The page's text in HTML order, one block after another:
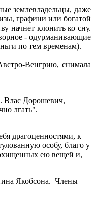
землевладельцы, даже
графини или богатой
начнет клонить ко сну.
- одурманивающие
по тем временам).
Венгрию, снимала
Влас Дорошевич,
лгать".
драгоценностями, к
особу, благо у
ею вещей и,
Якобсона. Члены